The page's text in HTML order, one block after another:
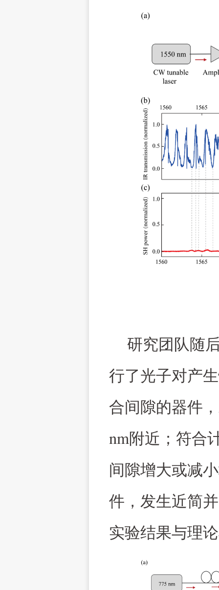
研究团队随
行了光子对产
合间隙的器件
nm附近；符合
间隙增大或减
件，发生近简并
实验结果与理